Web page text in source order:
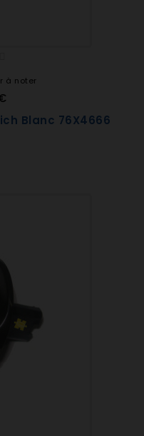
à noter
Blanc 76X4666